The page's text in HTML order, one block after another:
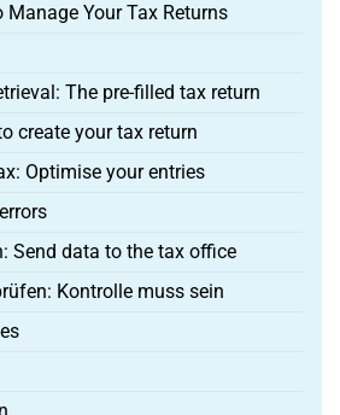
Manage Your Tax Returns
The pre-filled tax return
create your tax return
Optimise your entries
Send data to the tax office
Kontrolle muss sein